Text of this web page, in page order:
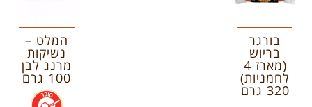
בורגר
בריוש
(מארז 4
לחמניות)
320 גרם
המלט –
נשיקות
מרנג לבן
100 גרם
.